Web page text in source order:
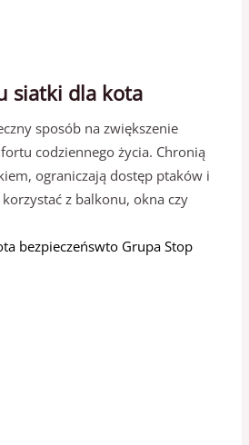
siatki dla kota
sposób na zwiększenie
codziennego życia. Chronią
ograniczają dostęp ptaków i
z balkonu, okna czy